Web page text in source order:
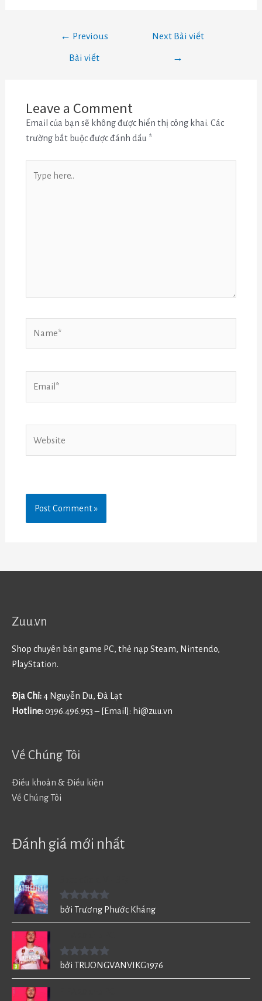
← Previous
Bài viết
Next Bài viết
→
Leave a Comment
Email của bạn sẽ không được hiển thị công khai. Các
trường bắt buộc được đánh dấu *
here..
Zuu.vn
Shop chuyên bán game PC, thẻ nạp Steam, Nintendo,
PlayStation.
Địa Chỉ:4 Nguyễn Du, Đà Lạt
Hotline:0396.496.953 – [Email]: hi@zuu.vn
Về Chúng Tôi
Điều khoản & Điều kiện
Về Chúng Tôi
Đánh giá mới nhất
Được xếp
bởi Trương Phước Kháng
Được xếp
bởi TRUONGVANVIKG1976